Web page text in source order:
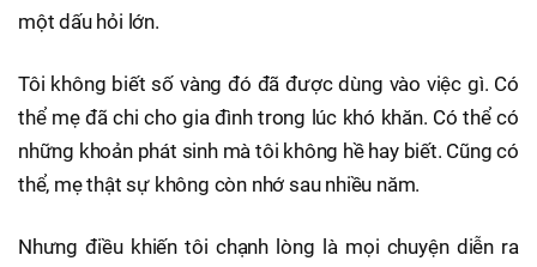
một dấu hỏi lớn.
Tôi không biết số vàng đó đã được dùng vào việc gì. Có
thể mẹ đã chi cho gia đình trong lúc khó khăn. Có thể có
những khoản phát sinh mà tôi không hề hay biết. Cũng có
thể, mẹ thật sự không còn nhớ sau nhiều năm.
Nhưng điều khiến tôi chạnh lòng là mọi chuyện diễn ra